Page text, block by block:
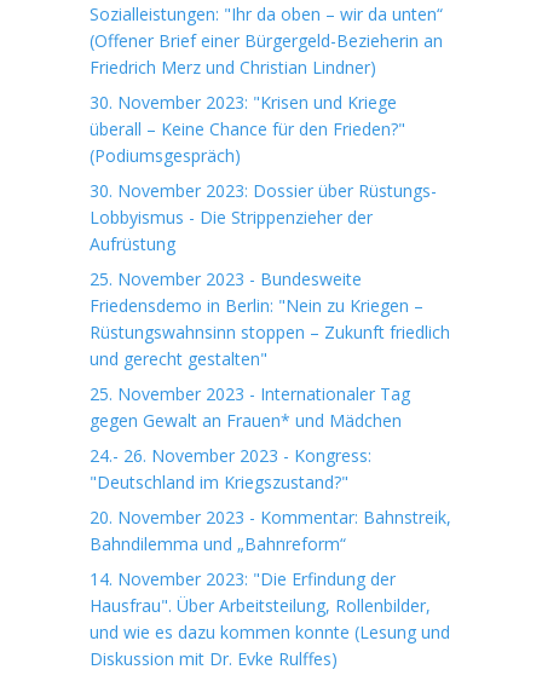
Sozialleistungen: "Ihr da oben – wir da unten“
(Offener Brief einer Bürgergeld-Bezieherin an
Friedrich Merz und Christian Lindner)
30. November 2023: "Krisen und Kriege
überall – Keine Chance für den Frieden?"
(Podiumsgespräch)
30. November 2023: Dossier über Rüstungs-
Lobbyismus - Die Strippenzieher der
Aufrüstung
25. November 2023 - Bundesweite
Friedensdemo in Berlin: "Nein zu Kriegen –
Rüstungswahnsinn stoppen – Zukunft friedlich
und gerecht gestalten"
25. November 2023 - Internationaler Tag
gegen Gewalt an Frauen* und Mädchen
24.- 26. November 2023 - Kongress:
"Deutschland im Kriegszustand?"
20. November 2023 - Kommentar: Bahnstreik,
Bahndilemma und „Bahnreform“
14. November 2023: "Die Erfindung der
Hausfrau". Über Arbeitsteilung, Rollenbilder,
und wie es dazu kommen konnte (Lesung und
Diskussion mit Dr. Evke Rulffes)